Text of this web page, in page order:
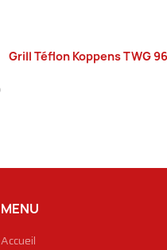
LIRE LA SUITE
Grill Téflon Koppens TWG
MENU
Accueil